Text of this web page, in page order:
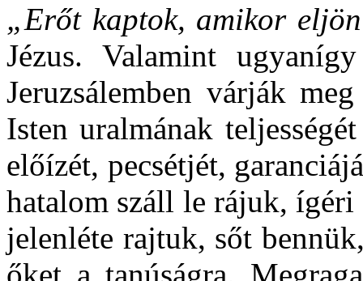
„Erőt kaptok, amikor
Jézus. Valamint
Jeruzsálemben várják
Isten uralmának
előízét, pecsétjét,
hatalom száll le rájuk, ígéri
jelenléte rajtuk, sőt
őket a tanúságra.